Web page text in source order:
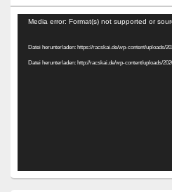
Video-
Media error: Format(s) not supported or
Datei herunterladen: https://racskai.de/wp-content/uploads/
Datei herunterladen: http://racskai.de/wp-content/uploads/